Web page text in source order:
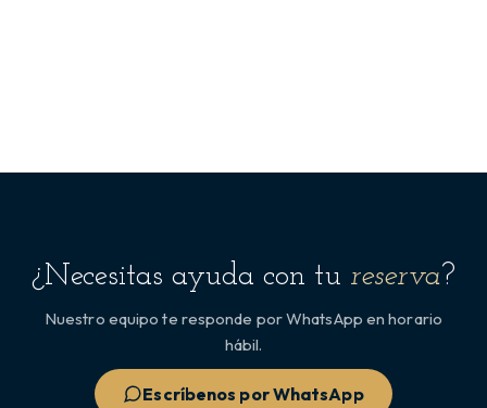
¿Necesitas ayuda con tu reserva?
Nuestro equipo te responde por WhatsApp en horario
hábil.
Escríbenos por WhatsApp